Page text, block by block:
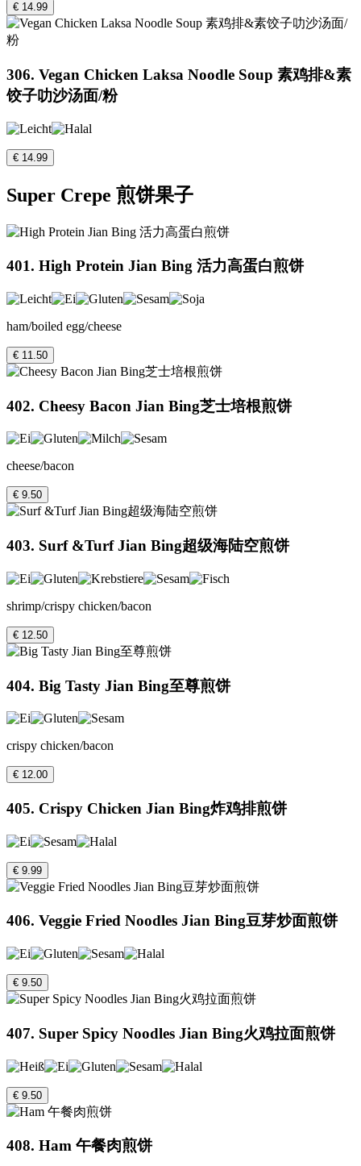
€ 14.99
306. Vegan Chicken Laksa Noodle Soup 素鸡排&素
饺子叻沙汤面/粉
€ 14.99
Super Crepe 煎饼果子
401. High Protein Jian Bing 活力高蛋白煎饼
ham/boiled egg/cheese
€ 11.50
402. Cheesy Bacon Jian Bing芝士培根煎饼
cheese/bacon
€ 9.50
403. Surf &Turf Jian Bing超级海陆空煎饼
shrimp/crispy chicken/bacon
€ 12.50
404. Big Tasty Jian Bing至尊煎饼
crispy chicken/bacon
€ 12.00
405. Crispy Chicken Jian Bing炸鸡排煎饼
€ 9.99
406. Veggie Fried Noodles Jian Bing豆芽炒面煎饼
€ 9.50
407. Super Spicy Noodles Jian Bing火鸡拉面煎饼
€ 9.50
408. Ham 午餐肉煎饼